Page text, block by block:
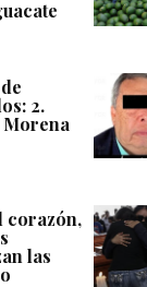
2.
corazón,
las